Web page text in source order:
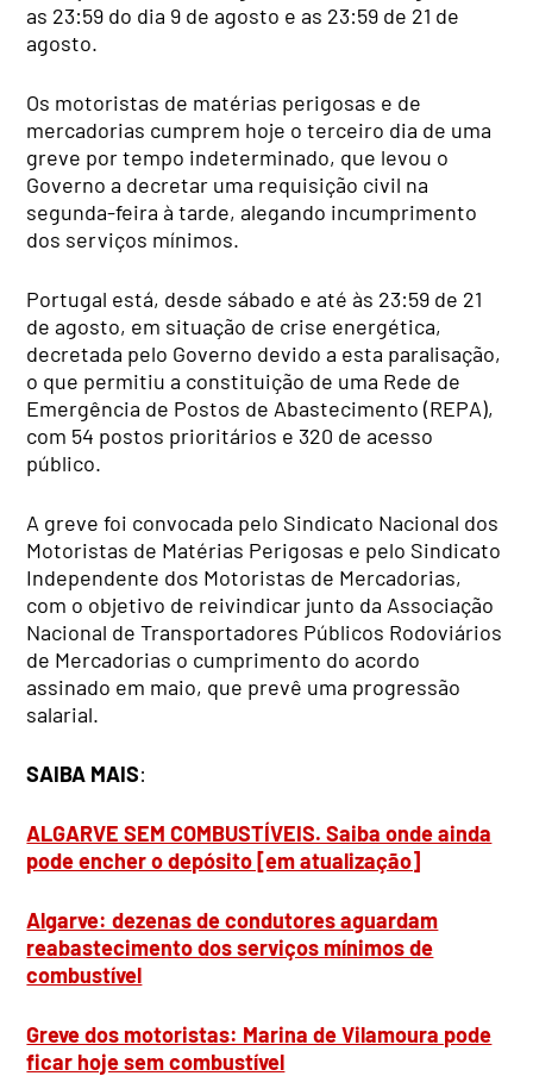
as 23:59 do dia 9 de agosto e as 23:59 de 21 de
agosto.
Os motoristas de matérias perigosas e de
mercadorias cumprem hoje o terceiro dia de uma
greve por tempo indeterminado, que levou o
Governo a decretar uma requisição civil na
segunda-feira à tarde, alegando incumprimento
dos serviços mínimos.
Portugal está, desde sábado e até às 23:59 de 21
de agosto, em situação de crise energética,
decretada pelo Governo devido a esta paralisação,
o que permitiu a constituição de uma Rede de
Emergência de Postos de Abastecimento (REPA),
com 54 postos prioritários e 320 de acesso
público.
A greve foi convocada pelo Sindicato Nacional dos
Motoristas de Matérias Perigosas e pelo Sindicato
Independente dos Motoristas de Mercadorias,
com o objetivo de reivindicar junto da Associação
Nacional de Transportadores Públicos Rodoviários
de Mercadorias o cumprimento do acordo
assinado em maio, que prevê uma progressão
salarial.
SAIBA MAIS:
ALGARVE SEM COMBUSTÍVEIS. Saiba onde ainda
pode encher o depósito [em atualização]
Algarve: dezenas de condutores aguardam
reabastecimento dos serviços mínimos de
combustível
Greve dos motoristas: Marina de Vilamoura pode
ficar hoje sem combustível